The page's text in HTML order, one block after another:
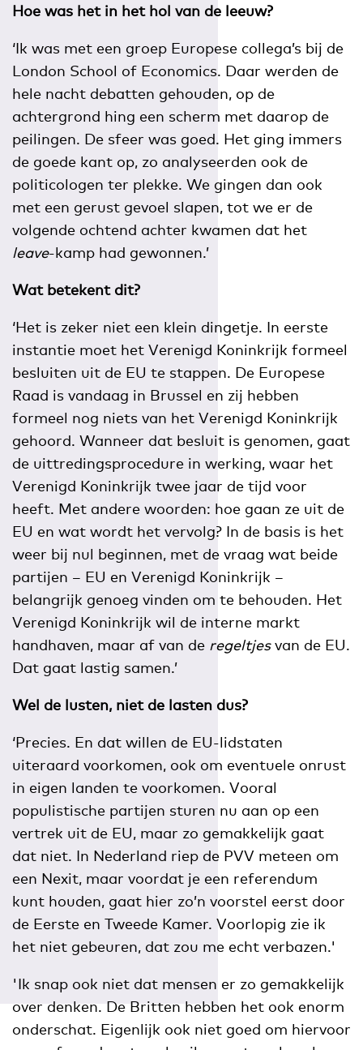
Hoe was het in het hol van de leeuw?
‘Ik was met een groep Europese collega’s bij de
London School of Economics. Daar werden de
hele nacht debatten gehouden, op de
achtergrond hing een scherm met daarop de
peilingen. De sfeer was goed. Het ging immers
de goede kant op, zo analyseerden ook de
politicologen ter plekke. We gingen dan ook
met een gerust gevoel slapen, tot we er de
volgende ochtend achter kwamen dat het
leave-kamp had gewonnen.’
Wat betekent dit?
‘Het is zeker niet een klein dingetje. In eerste
instantie moet het Verenigd Koninkrijk formeel
besluiten uit de EU te stappen. De Europese
Raad is vandaag in Brussel en zij hebben
formeel nog niets van het Verenigd Koninkrijk
gehoord. Wanneer dat besluit is genomen, gaat
de uittredingsprocedure in werking, waar het
Verenigd Koninkrijk twee jaar de tijd voor
heeft. Met andere woorden: hoe gaan ze uit de
EU en wat wordt het vervolg? In de basis is het
weer bij nul beginnen, met de vraag wat beide
partijen – EU en Verenigd Koninkrijk –
belangrijk genoeg vinden om te behouden. Het
Verenigd Koninkrijk wil de interne markt
handhaven, maar af van de regeltjesvan de EU.
Dat gaat lastig samen.’
Wel de lusten, niet de lasten dus?
‘Precies. En dat willen de EU-lidstaten
uiteraard voorkomen, ook om eventuele onrust
in eigen landen te voorkomen. Vooral
populistische partijen sturen nu aan op een
vertrek uit de EU, maar zo gemakkelijk gaat
dat niet. In Nederland riep de PVV meteen om
een Nexit, maar voordat je een referendum
kunt houden, gaat hier zo’n voorstel eerst door
de Eerste en Tweede Kamer. Voorlopig zie ik
het niet gebeuren, dat zou me echt verbazen.'
'Ik snap ook niet dat mensen er zo gemakkelijk
over denken. De Britten hebben het ook enorm
onderschat. Eigenlijk ook niet goed om hiervoor